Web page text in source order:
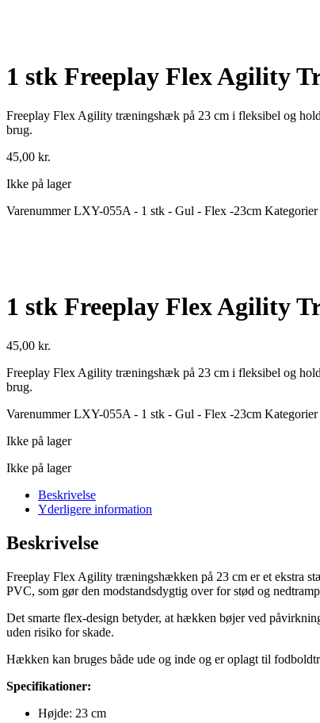
1 stk Freeplay Flex Agility
Freeplay Flex Agility træningshæk på 23 cm i fleksibel og
brug.
45,00 kr.
Ikke på lager
VarenummerLXY-055A - 1 stk - Gul - Flex -23cm Kategorier
1 stk Freeplay Flex Agility
45,00 kr.
Freeplay Flex Agility træningshæk på 23 cm i fleksibel og
brug.
VarenummerLXY-055A - 1 stk - Gul - Flex -23cm Kategorier
Ikke på lager
Ikke på lager
Beskrivelse
Yderligere information
Beskrivelse
Freeplay Flex Agility træningshækken på 23 cm er et ekstra
PVC, som gør den modstandsdygtig over for stød og
Det smarte flex-design betyder, at hækken bøjer ved
uden risiko for skade.
Hækken kan bruges både ude og inde og er oplagt til
Specifikationer:
Højde: 23 cm